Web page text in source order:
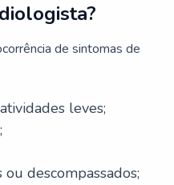
de sintomas de
leves;
descompassados;